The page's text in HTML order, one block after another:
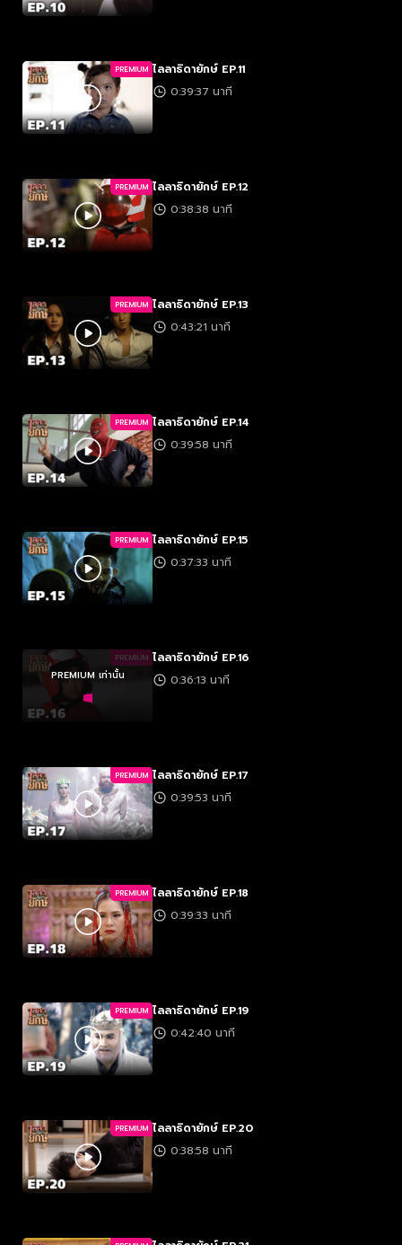
PREMIUM ไลลาธิดายักษ์ EP.11
0:39:37 นาที
PREMIUM ไลลาธิดายักษ์ EP.12
0:38:38 นาที
PREMIUM ไลลาธิดายักษ์ EP.13
0:43:21 นาที
PREMIUM ไลลาธิดายักษ์ EP.14
0:39:58 นาที
PREMIUM ไลลาธิดายักษ์ EP.15
0:37:33 นาที
PREMIUM
PREMIUM เท่านั้น
ไลลาธิดายักษ์ EP.16
0:36:13 นาที
PREMIUM ไลลาธิดายักษ์ EP.17
0:39:53 นาที
PREMIUM ไลลาธิดายักษ์ EP.18
0:39:33 นาที
PREMIUM ไลลาธิดายักษ์ EP.19
0:42:40 นาที
PREMIUM ไลลาธิดายักษ์ EP.20
0:38:58 นาที